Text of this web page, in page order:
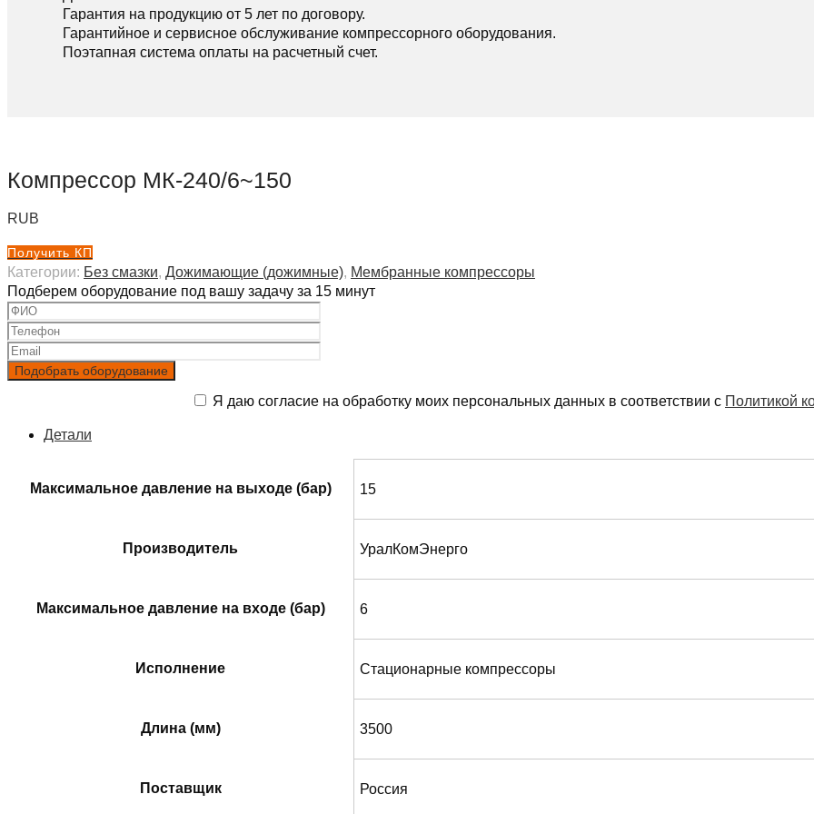
Гарантия на продукцию от 5 лет по договору.
Гарантийное и сервисное обслуживание компрессорного оборудования.
Поэтапная система оплаты на расчетный счет.
Компрессор МК-240/6~150
RUB
Получить КП
Категории: Без смазки, Дожимающие (дожимные), Мембранные компрессоры
Подберем оборудование под вашу задачу за 15 минут
Я даю согласие на обработку моих персональных данных в соответствии с Политикой
Детали
Максимальное давление на выходе (бар) 15
Производитель УралКомЭнерго
Максимальное давление на входе (бар) 6
Исполнение Стационарные компрессоры
Длина (мм) 3500
Поставщик Россия